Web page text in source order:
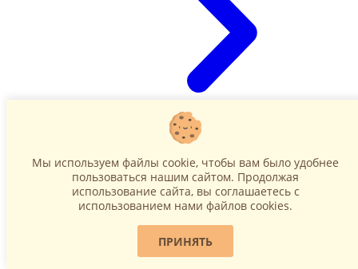
Наружные блоки
Мы используем файлы cookie, чтобы вам было удобнее
пользоваться нашим сайтом. Продолжая
использование сайта, вы соглашаетесь c
использованием нами файлов cookies.
ПРИНЯТЬ